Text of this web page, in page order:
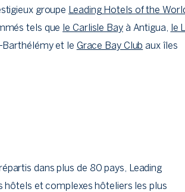
groupe Leading Hotels of the
tels que le Carlisle Bayà Antigua, le
Barthélémy et le Grace Bay Club aux îles
dans plus de 80 pays, Leading
hôtels et complexes hôteliers les plus